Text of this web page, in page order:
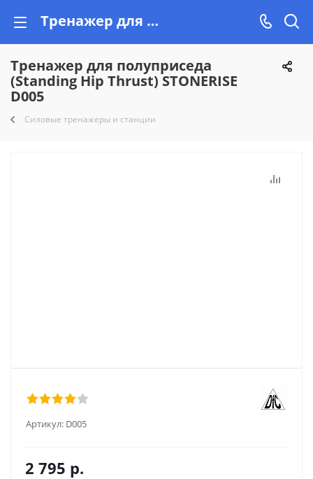
Тренажер для полуприседа (Standing Hip Thrust) STONERISE D005 купить недорого на Vishop.by, рассрочка!
Тренажер для полуприседа
(Standing Hip Thrust) STONERISE
D005
Силовые тренажеры и станции
Артикул: D005
2 795 р.